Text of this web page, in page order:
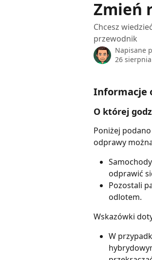
Zmień
Chcesz
przewodnik
Napisane
26
Informacje
O której
Poniżej
odprawy
odprawić
Pozostali
odlotem.
Wskazówki
W